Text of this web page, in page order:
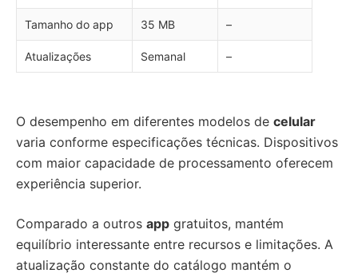
Tamanho do app 35 MB –
Atualizações Semanal –
O desempenho em diferentes modelos de celular
varia conforme especificações técnicas. Dispositivos
com maior capacidade de processamento oferecem
experiência superior.
Comparado a outros app gratuitos, mantém
equilíbrio interessante entre recursos e limitações. A
atualização constante do catálogo mantém o